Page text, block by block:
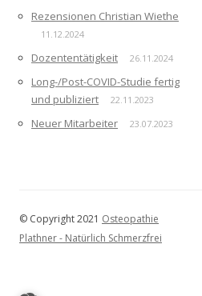
Rezensionen Christian Wiethe
11.12.2024
Dozententätigkeit 26.11.2024
Long-/Post-COVID-Studie fertig
und publiziert
22.11.2023
Neuer Mitarbeiter 23.07.2023
© Copyright 2021 Osteopathie
Plathner - Natürlich Schmerzfrei